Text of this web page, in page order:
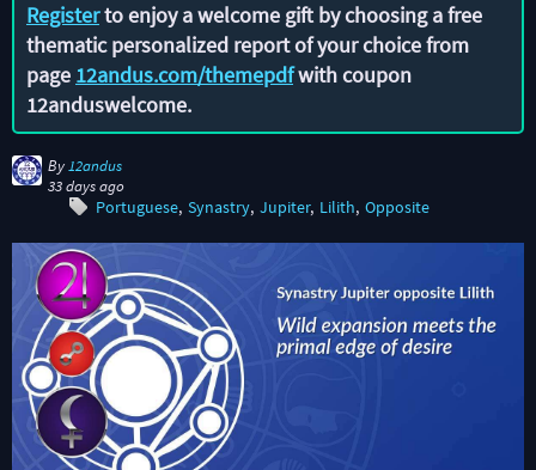
Registerto enjoy a welcome gift by choosing a free
thematic personalized report of your choice from
page 12andus.com/themepdfwith coupon
12anduswelcome.
By 12andus
33 days ago
Portuguese Synastry Jupiter Lilith Opposite